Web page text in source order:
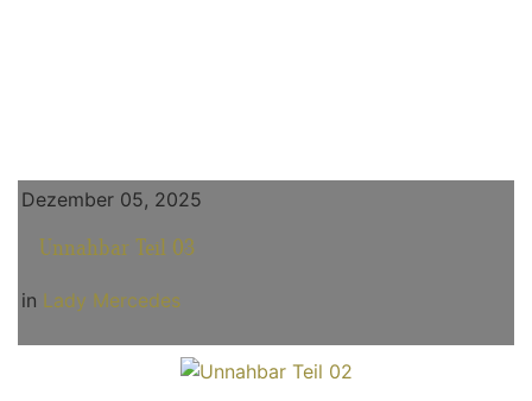
Dezember 05, 2025
Unnahbar Teil 03
in Lady Mercedes